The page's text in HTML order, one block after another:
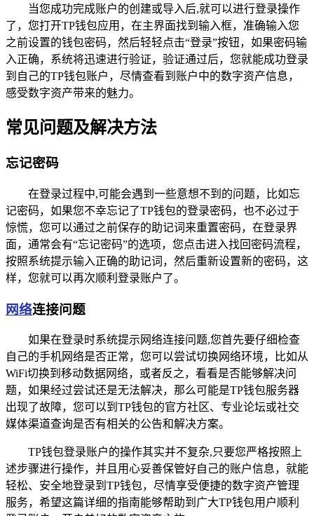
当您成功完成账户的创建或导入后,就可以进行登录操作
了，您打开TP钱包应用，在主界面找到输入框，准确输入您
之前设置的钱包密码，然后轻轻点击“登录”按钮，如果密码输
入正确，系统将迅速进行验证，验证通过后，您就能成功登录
到自己的TP钱包账户，尽情查看到账户中的数字资产信息，
感受数字资产带来的魅力。
常见问题及解决方法
忘记密码
在登录过程中,可能会遇到一些意想不到的问题，比如忘
记密码，如果您不幸忘记了TP钱包的登录密码，也不必过于
惊慌，您可以通过之前保存的助记词来重置密码，在登录界
面，通常会有“忘记密码”的选项，您点击进入找回密码流程，
按照系统提示输入正确的助记词，然后重新设置新的密码，这
样，您就可以再次顺利登录账户了。
网络连接问题
如果在登录时系统提示网络连接问题,您首先要仔细检查
自己的手机网络是否正常，您可以尝试切换网络环境，比如从
WiFi切换到移动数据网络，或者反之，看看是否能够解决问
题，如果经过尝试还是无法解决，那么可能是TP钱包服务器
出现了故障，您可以到TP钱包的官方社区、专业论坛或社交
媒体渠道查询是否有相关的公告和解决方案。
TP钱包登录账户的操作其实并不复杂,只要您严格按照上
述步骤进行操作，并且用心妥善保管好自己的账户信息，就能
轻松、安全地登录到TP钱包，尽情享受便捷的数字资产管理
服务，希望这篇详细的指南能够帮助到广大TP钱包用户顺利